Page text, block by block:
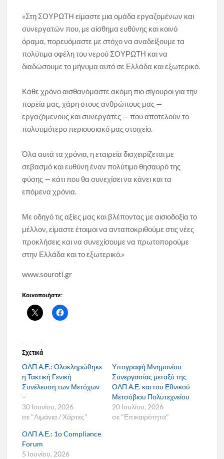
«Στη ΣΟΥΡΩΤΗ είμαστε μια ομάδα εργαζομένων και
συνεργατών που, με αίσθημα ευθύνης και κοινό
όραμα, πορευόμαστε με στόχο να αναδείξουμε τα
πολύτιμα οφέλη του νερού ΣΟΥΡΩΤΗ και να
διαδώσουμε το μήνυμα αυτό σε Ελλάδα και εξωτερικό.
Κάθε χρόνο αισθανόμαστε ακόμη πιο σίγουροι για την
πορεία μας, χάρη στους ανθρώπους μας —
εργαζόμενους και συνεργάτες — που αποτελούν το
πολυτιμότερο περιουσιακό μας στοιχείο.
Όλα αυτά τα χρόνια, η εταιρεία διαχειρίζεται με
σεβασμό και ευθύνη έναν πολύτιμο θησαυρό της
φύσης — κάτι που θα συνεχίσει να κάνει και τα
επόμενα χρόνια.
Με οδηγό τις αξίες μας και βλέποντας με αισιοδοξία το
μέλλον, είμαστε έτοιμοι να ανταποκριθούμε στις νέες
προκλήσεις και να συνεχίσουμε να πρωτοπορούμε
στην Ελλάδα και το εξωτερικό.»
www.souroti.gr
Κοινοποιήστε:
Σχετικά
ΟΛΠ Α.Ε.: Ολοκληρώθηκε
η Τακτική Γενική
Συνέλευση των Μετόχων
–
30 Ιουνίου, 2026
σε "Λιμάνια / Χάρτες"
Υπογραφή Μνημονίου
Συνεργασίας μεταξύ της
ΟΛΠ Α.Ε. και του Εθνικού
Μετσόβιου Πολυτεχνείου
20 Ιουλίου, 2026
σε "Επικαιρότητα"
ΟΛΠ Α.Ε.: 1ο Compliance
Forum
5 Ιουνίου, 2026